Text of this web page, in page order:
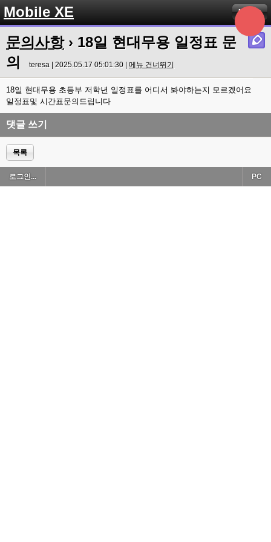
Mobile XE Menu
문의사항› 18일 현대무용 일정표 문
의
teresa | 2025.05.17 05:01:30 | 메뉴 건너뛰기
18일 현대무용 초등부 저학년 일정표를 어디서 봐야하는지 모르겠어요
일정표및 시간표문의드립니다
댓글 쓰기
목록
로그인... PC